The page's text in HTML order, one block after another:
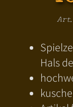
Hals